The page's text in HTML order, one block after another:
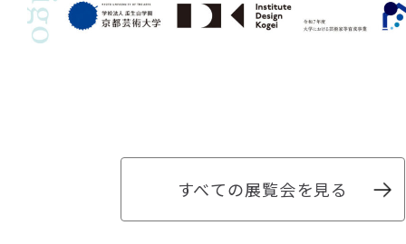
すべての展覧会を見る